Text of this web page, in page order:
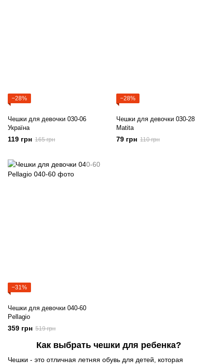
−28%
Чешки для девочки 030-06
Україна
119 грн 165 грн
−28%
Чешки для девочки 030-28
Matita
79 грн 110 грн
−31%
Чешки для девочки 040-60
Pellagio
359 грн 519 грн
Как выбрать чешки для ребенка?
Чешки - это отличная летняя обувь для детей, которая